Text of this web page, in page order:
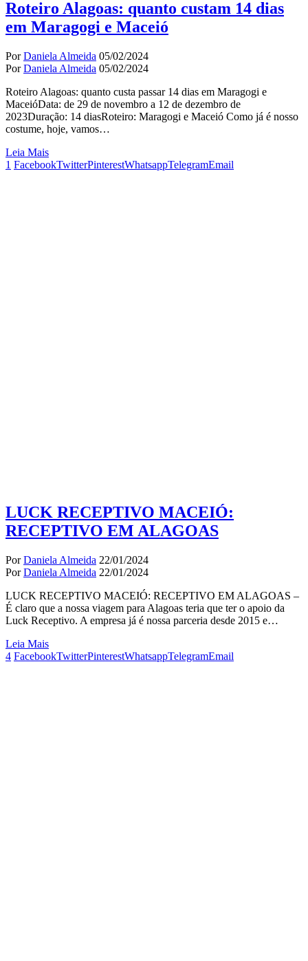
Roteiro Alagoas: quanto custam 14 dias
em Maragogi e Maceió
PorDaniela Almeida 05/02/2024
PorDaniela Almeida 05/02/2024
Roteiro Alagoas: quanto custa passar 14 dias em Maragogi e
MaceióData: de 29 de novembro a 12 de dezembro de
2023Duração: 14 diasRoteiro: Maragogi e Maceió Como já é nosso
costume, hoje, vamos…
Leia Mais
1 FacebookTwitterPinterestWhatsappTelegramEmail
LUCK RECEPTIVO MACEIÓ:
RECEPTIVO EM ALAGOAS
PorDaniela Almeida 22/01/2024
PorDaniela Almeida 22/01/2024
LUCK RECEPTIVO MACEIÓ: RECEPTIVO EM ALAGOAS –
É claro que a nossa viagem para Alagoas teria que ter o apoio da
Luck Receptivo. A empresa já é nossa parceria desde 2015 e…
Leia Mais
4 FacebookTwitterPinterestWhatsappTelegramEmail